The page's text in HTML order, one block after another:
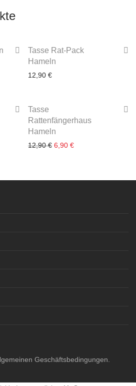
Tasse Rat-Pack
Hameln
12,90 €
war: 12,90 €
ist: 6,90 €.
Tasse
Rattenfängerhaus
Hameln
12,90€ Ursprünglicher Preis war:
6,90 €Aktueller Preis ist:
3-4 Werktage
Geschäftsbedingungen.